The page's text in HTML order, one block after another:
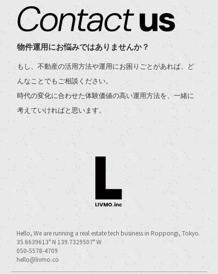
物件運用にお悩みではありませんか？
もし、不動産の活用方法や運用にお困りごとがあれば、ど
んなことでもご相談ください。
時代の変化に合わせた体験価値の高い運用方法を、一緒に
考えていければと思います。
Hello, We are running a real estate tech business in Roppongi, Tokyo.
35.6639613° N 139.7329507° W
050-5578-4709
hello@livmo.co